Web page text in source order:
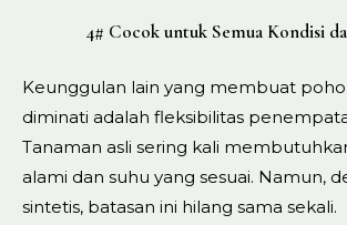
4# Cocok untuk Semua Kondisi
Keunggulan lain yang membuat
diminati adalah fleksibilitas
Tanaman asli sering kali
alami dan suhu yang sesuai. Namun,
sintetis, batasan ini hilang sama sekali.